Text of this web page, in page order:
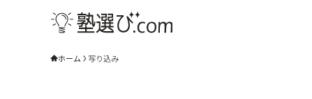
ホーム 写り込み